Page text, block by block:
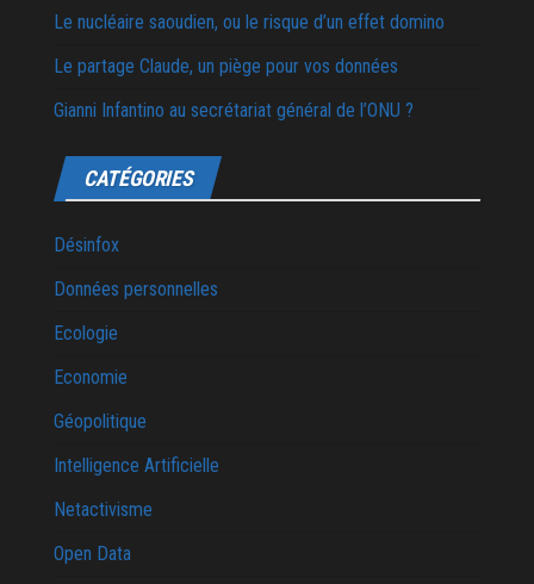
Le nucléaire saoudien, ou le risque d’un effet domino
Le partage Claude, un piège pour vos données
Gianni Infantino au secrétariat général de l’ONU ?
CATÉGORIES
Désinfox
Données personnelles
Ecologie
Economie
Géopolitique
Intelligence Artificielle
Netactivisme
Open Data